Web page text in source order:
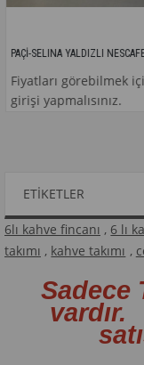
SELINA YALDIZLI NESCAFE
görebilmek için
yapmalısınız.
ETIKETLER
6lı kahve fincanı , 6 lı
takımı , kahve takımı ,
Sadece